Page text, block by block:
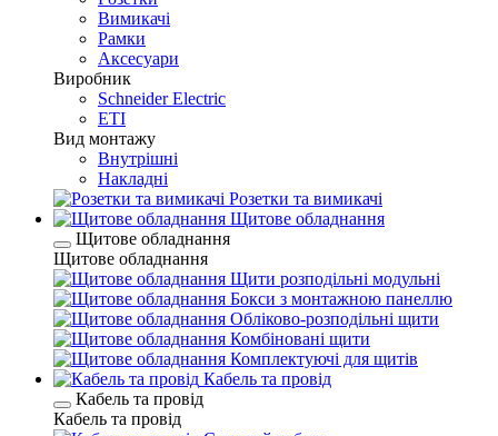
Вимикачі
Рамки
Аксесуари
Виробник
Schneider Electric
ETI
Вид монтажу
Внутрішні
Накладні
Розетки та вимикачі
Щитове обладнання
Щитове обладнання
Щитове обладнання
Щити розподільні модульні
Бокси з монтажною панеллю
Обліково-розподільні щити
Комбіновані щити
Комплектуючі для щитів
Кабель та провід
Кабель та провід
Кабель та провід